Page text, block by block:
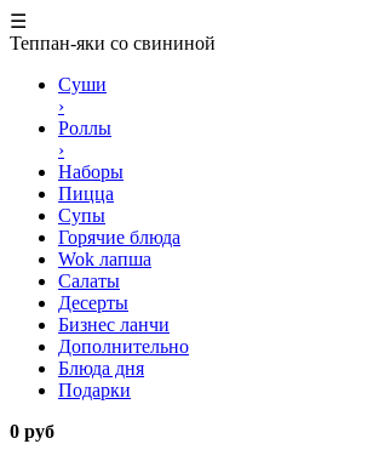
☰
Теппан-яки со свининой
Суши
›
Роллы
›
Наборы
Пицца
Супы
Горячие блюда
Wok лапша
Салаты
Десерты
Бизнес ланчи
Дополнительно
Блюда дня
Подарки
0 руб